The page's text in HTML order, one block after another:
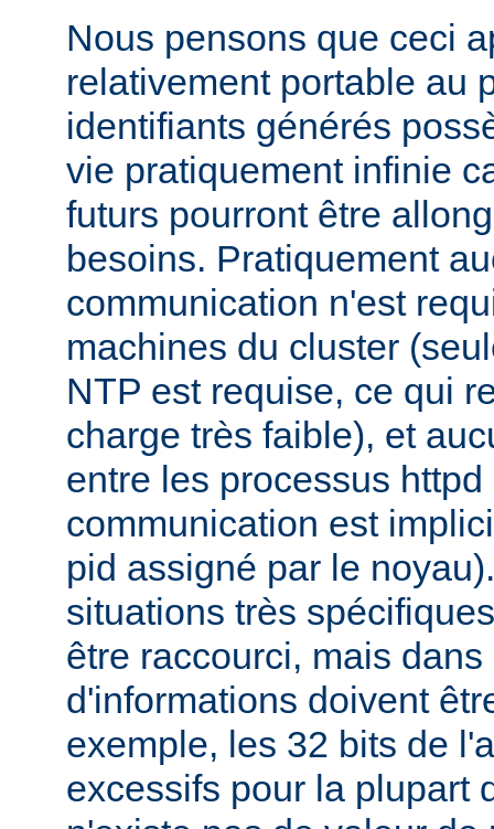
Nous pensons que ceci
relativement portable au
identifiants générés
vie pratiquement infinie
futurs pourront être
besoins. Pratiquement
communication n'est
machines du cluster
NTP est requise, ce qui
charge très faible), et
entre les processus
communication est
pid assigné par le
situations très
être raccourci, mais
d'informations doivent
exemple, les 32 bits de
excessifs pour la plupart